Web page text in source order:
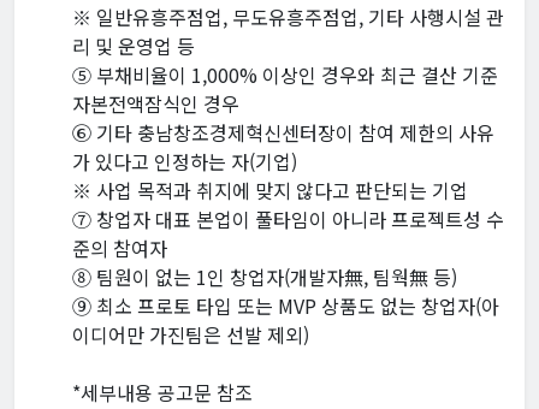
※ 일반유흥주점업, 무도유흥주점업, 기타 사행시설 관
리 및 운영업 등
⑤ 부채비율이 1,000% 이상인 경우와 최근 결산 기준
자본전액잠식인 경우
⑥ 기타 충남창조경제혁신센터장이 참여 제한의 사유
가 있다고 인정하는 자(기업)
※ 사업 목적과 취지에 맞지 않다고 판단되는 기업
⑦ 창업자 대표 본업이 풀타임이 아니라 프로젝트성 수
준의 참여자
⑧ 팀원이 없는 1인 창업자(개발자無, 팀웍無 등)
⑨ 최소 프로토 타입 또는 MVP 상품도 없는 창업자(아
이디어만 가진팀은 선발 제외)
*세부내용 공고문 참조